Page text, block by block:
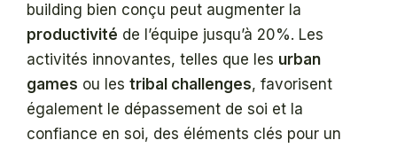
building bien conçu peut augmenter la
productivité de l’équipe jusqu’à 20%. Les
activités innovantes, telles que les urban
games ou les tribal challenges, favorisent
également le dépassement de soi et la
confiance en soi, des éléments clés pour un